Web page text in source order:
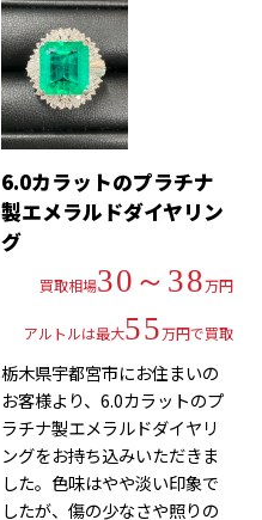
6.0カラットのプラチナ
製エメラルドダイヤリン
グ
買取相場30～38万円
アルトルは最大55万円で買取
栃木県宇都宮市にお住まいの
お客様より、6.0カラットのプ
ラチナ製エメラルドダイヤリ
ングをお持ち込みいただきま
した。色味はやや淡い印象で
したが、傷の少なさや照りの